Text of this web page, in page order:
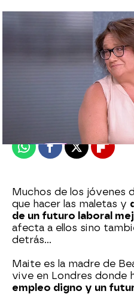
Marta Requejo
Publicado: 07 de
WhatsappFacebook
X
Muchos de los jóvenes
que hacer las maletas y
de un futuro laboral
afecta a ellos sino
detrás...
Maite es la madre de
vive en Londres donde
empleo digno y un